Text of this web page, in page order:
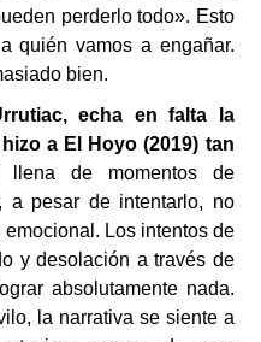
perderlo todo». Esto
quién vamos a engañar.
bien.
echa en falta la
a El Hoyo (2019) tan
de momentos de
a pesar de intentarlo, no
Los intentos de
y desolación a través de
absolutamente nada.
la narrativa se siente a